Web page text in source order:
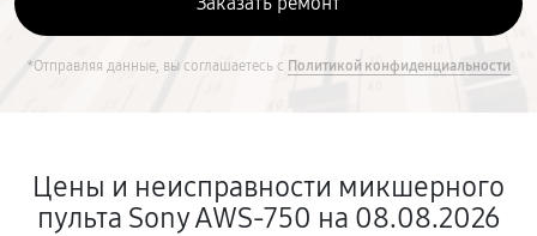
*Отправляя данные, вы соглашаетесь с Политикой конфиденциальности
Цены и неисправности микшерного
пульта Sony AWS-750 на 08.08.2026